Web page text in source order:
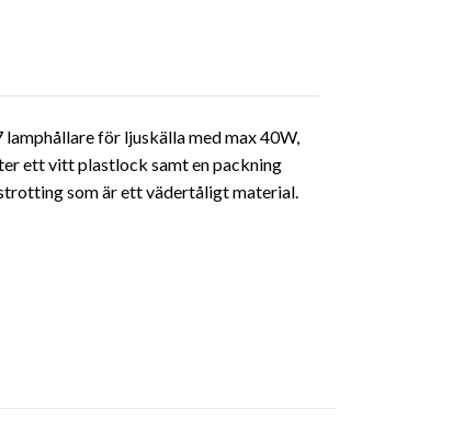
för ljuskälla med max 40W,
ett vitt plastlock samt en packning
som är ett vädertåligt material.